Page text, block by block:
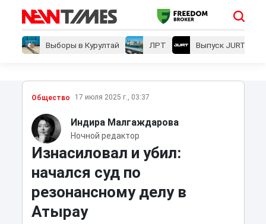
Выборы в Курултай ЛРТ Выпуск JURT
Общество 17 июля 2025 г., 03:37
Индира Малгаждарова
Ночной редактор
Изнасиловал и убил:
начался суд по
резонансному делу в
Атырау